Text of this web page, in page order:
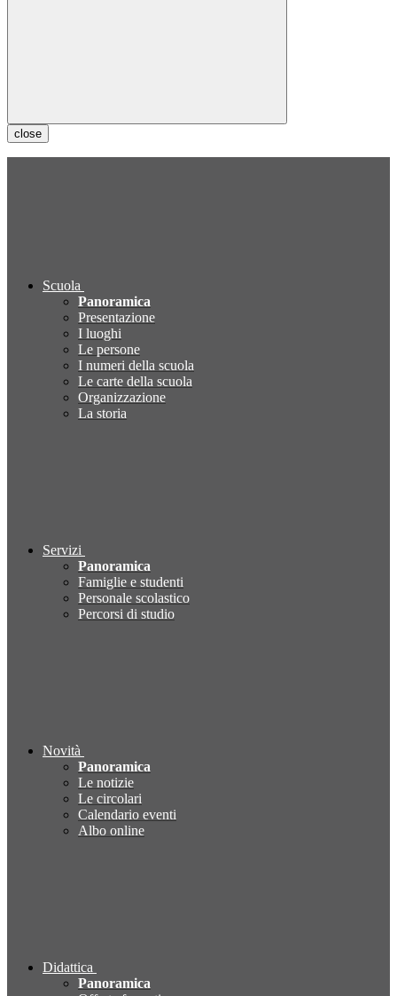
close
Scuola
Panoramica
Presentazione
I luoghi
Le persone
I numeri della scuola
Le carte della scuola
Organizzazione
La storia
Servizi
Panoramica
Famiglie e studenti
Personale scolastico
Percorsi di studio
Novità
Panoramica
Le notizie
Le circolari
Calendario eventi
Albo online
Didattica
Panoramica